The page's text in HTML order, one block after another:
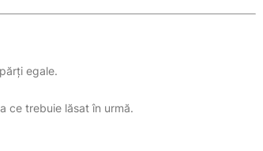
egale.
ce trebuie lăsat în urmă.